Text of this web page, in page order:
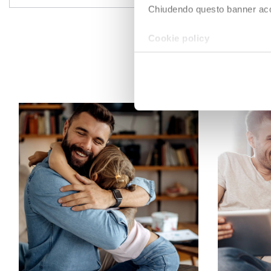
Chiudendo questo banner
Cookie policy